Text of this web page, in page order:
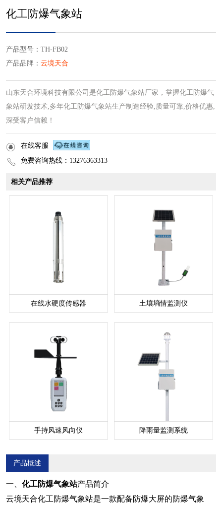
化工防爆气象站
产品型号：TH-FB02
产品品牌： 云境天合
山东天合环境科技有限公司是化工防爆气象站厂家，掌握化工防爆气
象站研发技术,多年化工防爆气象站生产制造经验,质量可靠,价格优惠,
深受客户信赖！
在线客服
免费咨询热线：13276363313
相关产品推荐
在线水硬度传感器 土壤墒情监测仪
手持风速风向仪 降雨量监测系统
产品概述
一、 化工防爆气象站产品简介
云境天合化工防爆气象站是一款配备防爆大屏的防爆气象